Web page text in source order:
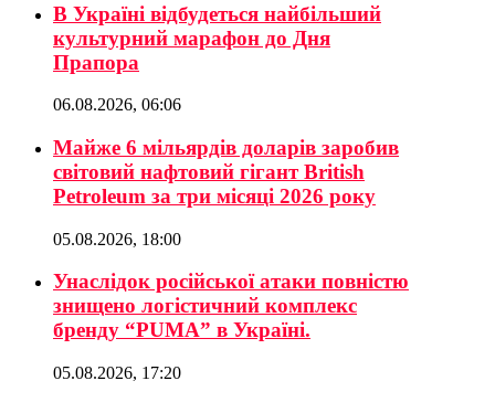
В Україні відбудеться найбільший
культурний марафон до Дня
Прапора
06.08.2026, 06:06
Майже 6 мільярдів доларів заробив
світовий нафтовий гігант British
Petroleum за три місяці 2026 року
05.08.2026, 18:00
Унаслідок російської атаки повністю
знищено логістичний комплекс
бренду “PUMA” в Україні.
05.08.2026, 17:20